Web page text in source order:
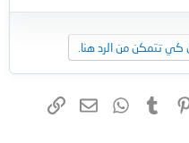
كي تتمكن من الرد هنا.
Pinterest
Tumblr
WhatsApp
البريد